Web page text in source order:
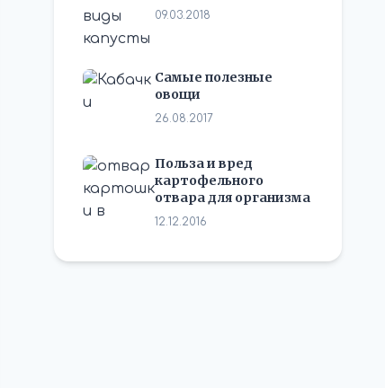
09.03.2018
Самые полезные
овощи
26.08.2017
Польза и вред
картофельного
отвара для организма
12.12.2016